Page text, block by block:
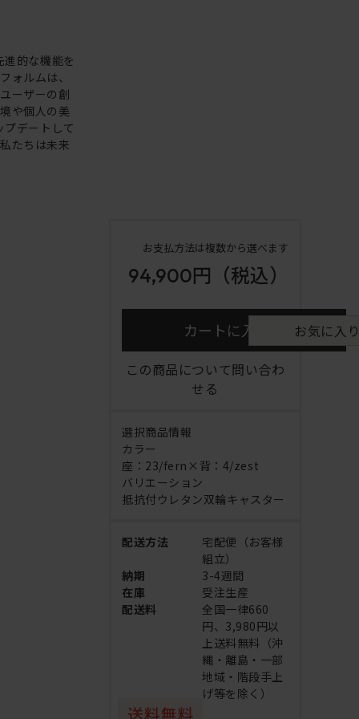
的な機能を
ォルムは、
ーザーの創
や個人の美
デートして
たちは未来
お支払方法は複数から選べます
94,900円 （税込）
カートに入れる お気に入
この商品について問い合わ
せる
選択商品情報
カラー
座：23/fern×背：4/zest
バリエーション
抵抗付ウレタン双輪キャスター
配送方法
宅配便（お客様
組立）
納期
3-4週間
在庫
受注生産
配送料
全国一律660
円、3,980円以
上送料無料（沖
縄・離島・一部
地域・階段手上
げ等を除く）